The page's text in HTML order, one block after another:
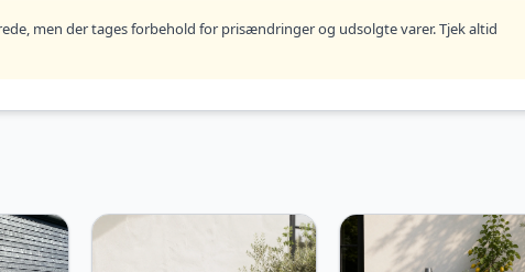
men der tages forbehold for prisændringer og udsolgte varer. Tjek altid